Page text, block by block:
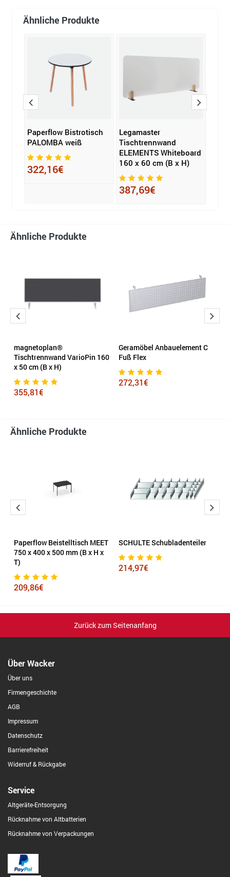
Ähnliche Produkte
Paperflow Bistrotisch
PALOMBA weiß
322,16€
Legamaster
Tischtrennwand
ELEMENTS Whiteboard
160 x 60 cm (B x H)
387,69€
Ähnliche Produkte
magnetoplan®
Tischtrennwand VarioPin 160
x 50 cm (B x H)
355,81€
Geramöbel Anbauelement C
Fuß Flex
272,31€
Ähnliche Produkte
Paperflow Beistelltisch MEET
750 x 400 x 500 mm (B x H x
T)
209,86€
SCHULTE Schubladenteiler
214,97€
Zurück zum Seitenanfang
Über Wacker
Über uns
Firmengeschichte
AGB
Impressum
Datenschutz
Barrierefreiheit
Widerruf & Rückgabe
Service
Altgeräte-Entsorgung
Rücknahme von Altbatterien
Rücknahme von Verpackungen